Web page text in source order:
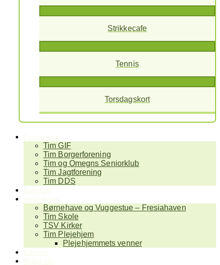
Strikkecafe
Tennis
Torsdagskort
Tim GIF
Tim Borgerforening
Tim og Omegns Seniorklub
Tim Jagtforening
Tim DDS
Børnehave og Vuggestue – Fresiahaven
Tim Skole
TSV Kirker
Tim Plejehjem
Plejehjemmets venner